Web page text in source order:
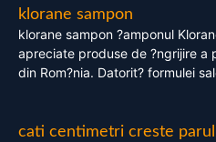
klorane sampon
klorane sampon ?amponul
apreciate produse de ?ngrijire a
din Rom?nia. Datorit? formulei
cati centimetri creste